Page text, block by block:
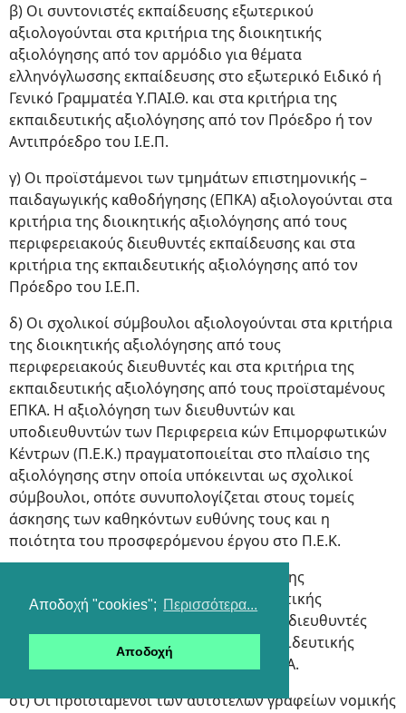
Αποδοχή "cookies"; Περισσότερα...
Αποδοχή
β) Οι συντονιστές εκπαίδευσης εξωτερικού
αξιολογούνται στα κριτήρια της διοικητικής
αξιολόγησης από τον αρμόδιο για θέματα
ελληνόγλωσσης εκπαίδευσης στο εξωτερικό Ειδικό ή
Γενικό Γραμματέα Υ.ΠΑΙ.Θ. και στα κριτήρια της
εκπαιδευτικής αξιολόγησης από τον Πρόεδρο ή τον
Αντιπρόεδρο του Ι.Ε.Π.
γ) Οι προϊστάμενοι των τμημάτων επιστημονικής –
παιδαγωγικής καθοδήγησης (ΕΠΚΑ) αξιολογούνται στα
κριτήρια της διοικητικής αξιολόγησης από τους
περιφερειακούς διευθυντές εκπαίδευσης και στα
κριτήρια της εκπαιδευτικής αξιολόγησης από τον
Πρόεδρο του Ι.Ε.Π.
δ) Οι σχολικοί σύμβουλοι αξιολογούνται στα κριτήρια
της διοικητικής αξιολόγησης από τους
περιφερειακούς διευθυντές και στα κριτήρια της
εκπαιδευτικής αξιολόγησης από τους προϊσταμένους
ΕΠΚΑ. H αξιολόγηση των διευθυντών και
υποδιευθυντών των Περιφερεια κών Επιμορφωτικών
Κέντρων (Π.Ε.Κ.) πραγματοποιείται στο πλαίσιο της
αξιολόγησης στην οποία υπόκεινται ως σχολικοί
σύμβουλοι, οπότε συνυπολογίζεται στους τομείς
άσκησης των καθηκόντων ευθύνης τους και η
ποιότητα του προσφερόμενου έργου στο Π.Ε.Κ.
ε) Oι διευθυντές διεύθυνσης εκπαίδευσης
αξιολογούνται στα κριτήρια της διοικητικής
αξιολόγησης από τους περιφερειακούς διευθυντές
εκπαίδευσης και στα κριτήρια της εκπαιδευτικής
αξιολόγησης από τον προϊστάμενο ΕΠΚΑ.
στ) Οι προϊστάμενοι των αυτοτελών γραφείων νομικής